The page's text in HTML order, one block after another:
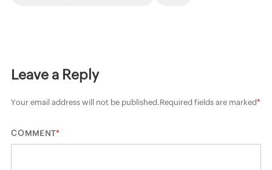
Leave a Reply
Your email address will not be published.Required fields are marked*
COMMENT*